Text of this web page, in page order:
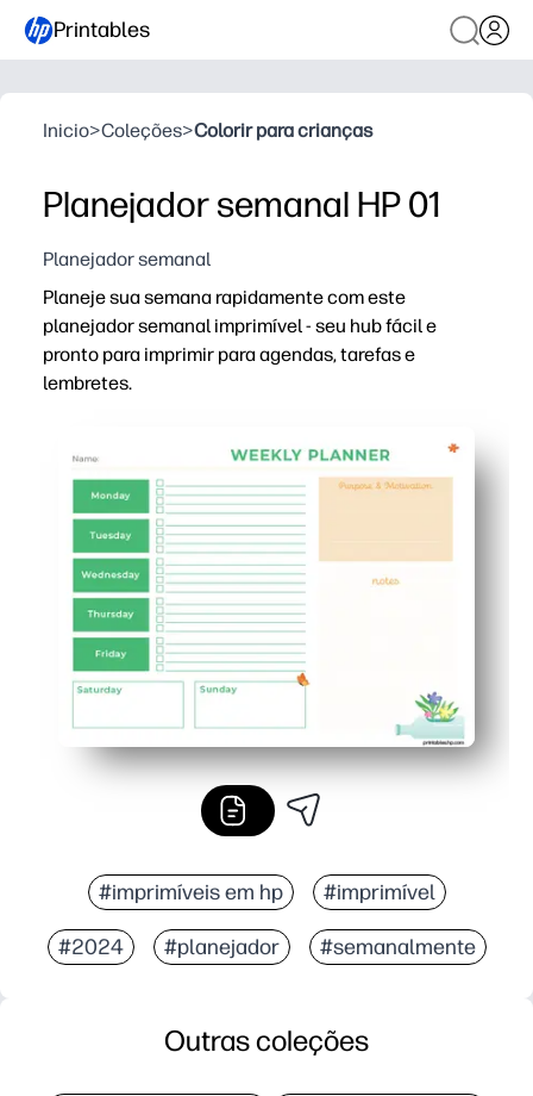
Printables
Inicio>Coleções>Colorir para crianças
Planejador semanal HP 01
Planejador semanal
Planeje sua semana rapidamente com este
planejador semanal imprimível - seu hub fácil e
pronto para imprimir para agendas, tarefas e
lembretes.
Praticidade de impressão e uso sem preparação:
Adequado para crianças e pronto para a sala de aula
Mantém sua família alinhada - você pode ver
Flexível para qualquer rotina - use-o para planos de
#imprimíveis em hp #imprimível
#2024 #planejador #semanalmente
Outras coleções